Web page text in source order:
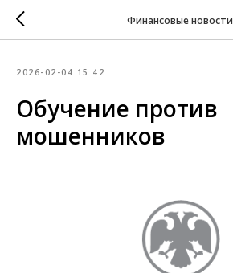
Финансовые новости
2026-02-04 15:42
Обучение против
мошенников